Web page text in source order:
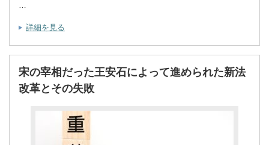
…
詳細を見る
宋の宰相だった王安石によって進められた新法
改革とその失敗